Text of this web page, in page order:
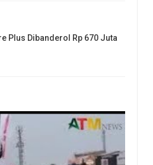
Plus Dibanderol Rp 670 Juta